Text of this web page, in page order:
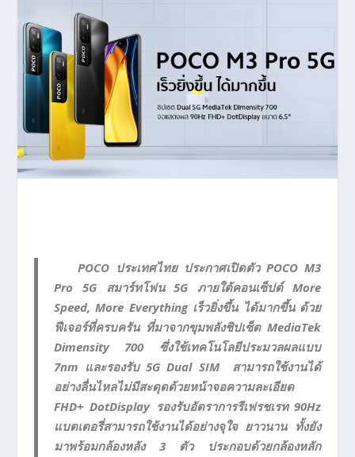
POCO ประเทศไทย ประกาศเปิดตัว POCO M3
Pro 5G สมาร์ทโฟน 5G ภายใต้คอนเซ็ปต์ More
Speed, More Everything เร็วยิ่งขึ้น ได้มากขึ้น ด้วย
ฟีเจอร์ที่ครบครัน ที่มาจากขุมพลังชิปเซ็ต MediaTek
Dimensity 700 ซึ่งใช้เทคโนโลยีประมวลผลแบบ
7nm และรองรับ 5G Dual SIM สามารถใช้งานได้
อย่างลื่นไหลไม่มีสะดุดด้วยหน้าจอความละเอียด
FHD+ DotDisplay รองรับอัตราการรีเฟรชเรท 90Hz
แบตเตอรี่สามารถใช้งานได้อย่างจุใจ ยาวนาน ทั้งยัง
มาพร้อมกล้องหลัง 3 ตัว ประกอบด้วยกล้องหลัก